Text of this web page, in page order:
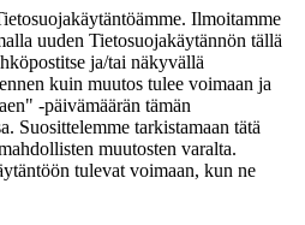
Ilmoitamme
uuden Tietosuojakäytännön tällä
ja/tai näkyvällä
kuin muutos tulee voimaan ja
-päivämäärän tämän
Suosittelemme tarkistamaan tätä
muutosten varalta.
tulevat voimaan, kun ne